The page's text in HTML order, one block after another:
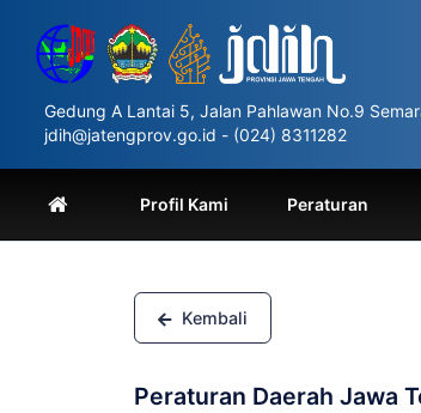
website
includes
accessibility
system.
Control-
F11
Gedung A Lantai 5, Jalan Pahlawan No.9
jdih@jatengprov.go.id - (024) 8311282
Profil Kami Peraturan
Kembali
Peraturan Daerah Jawa